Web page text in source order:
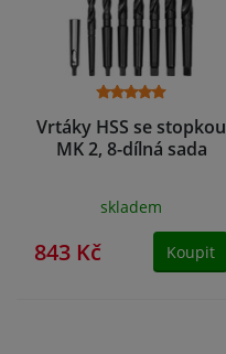
Vrtáky HSS se stopkou
MK 2, 8-dílná sada
skladem
843 Kč Koupit